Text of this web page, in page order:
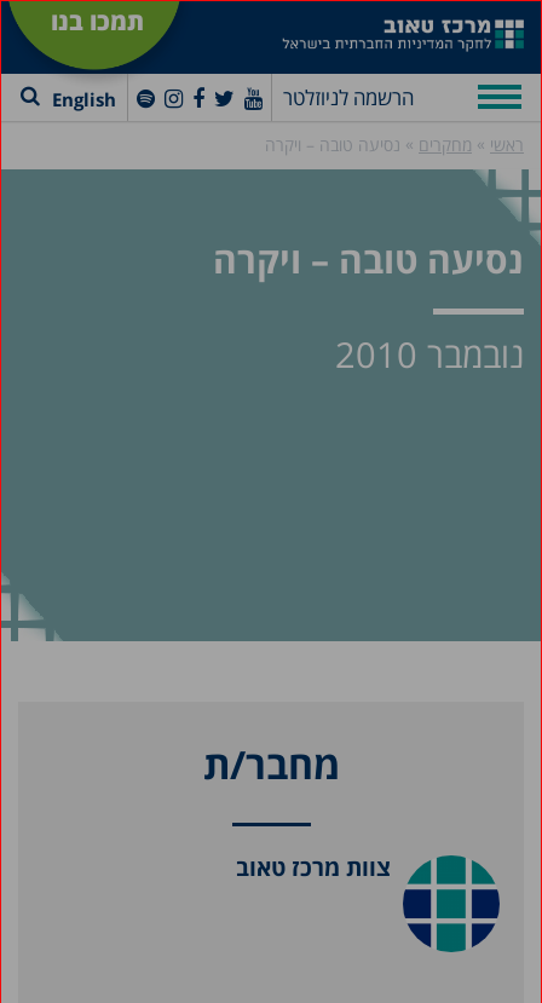
תמכו בנו
הרשמה לניוזלטר English
ראשי » מחקרים » נסיעה טובה – ויקרה
נסיעה טובה – ויקרה
נובמבר 2010
מחבר/ת
צוות מרכז טאוב